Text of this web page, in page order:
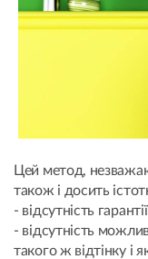
Цей метод,
також і досить
- відсутність
- відсутність
такого ж відтінку і